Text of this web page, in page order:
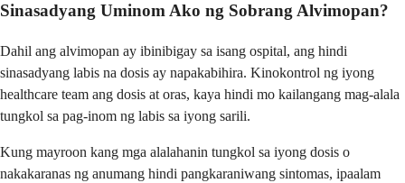
Sinasadyang Uminom Ako ng Sobrang Alvimopan?
Dahil ang alvimopan ay ibinibigay sa isang ospital, ang hindi
sinasadyang labis na dosis ay napakabihira. Kinokontrol ng iyong
healthcare team ang dosis at oras, kaya hindi mo kailangang mag-alala
tungkol sa pag-inom ng labis sa iyong sarili.
Kung mayroon kang mga alalahanin tungkol sa iyong dosis o
nakakaranas ng anumang hindi pangkaraniwang sintomas, ipaalam